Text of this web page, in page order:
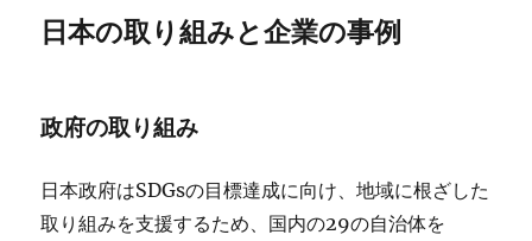
日本の取り組みと企業の事例
政府の取り組み
日本政府はSDGsの目標達成に向け、地域に根ざした
取り組みを支援するため、国内の29の自治体を